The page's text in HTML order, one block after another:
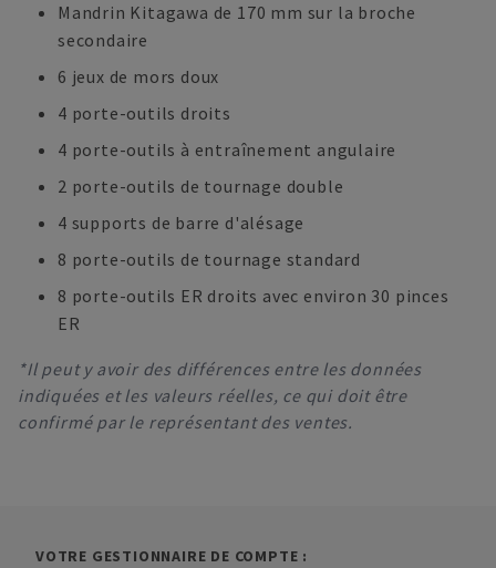
Mandrin Kitagawa de 170 mm sur la broche
secondaire
6 jeux de mors doux
4 porte-outils droits
4 porte-outils à entraînement angulaire
2 porte-outils de tournage double
4 supports de barre d'alésage
8 porte-outils de tournage standard
8 porte-outils ER droits avec environ 30 pinces
ER
*Il peut y avoir des différences entre les données
indiquées et les valeurs réelles, ce qui doit être
confirmé par le représentant des ventes.
VOTRE GESTIONNAIRE DE COMPTE :